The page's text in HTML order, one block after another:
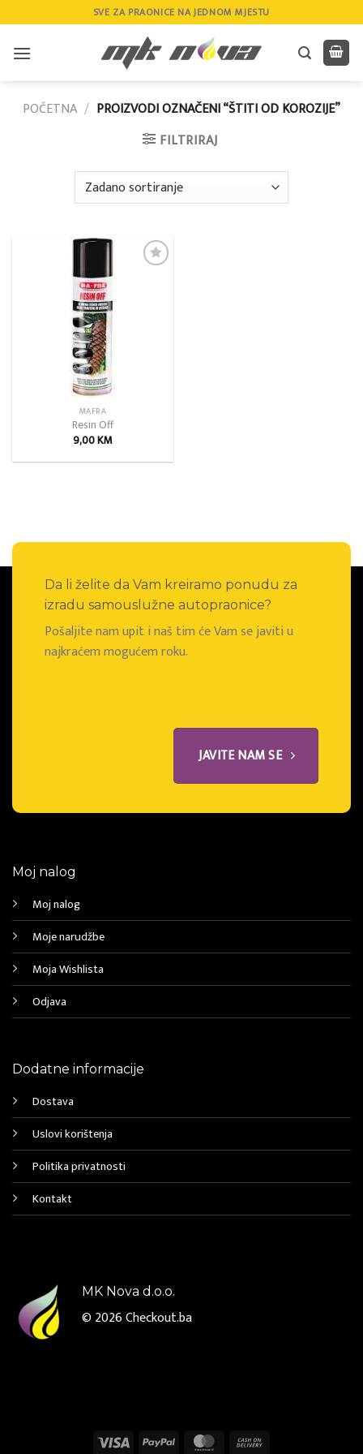
to
content
SVE ZA PRAONICE NA JEDNOM MJESTU
POČETNA / PROIZVODI OZNAČENI “ŠTITI OD KOROZIJE”
FILTRIRAJ
MAFRA
Resin Off
9,00KM
Da li želite da Vam kreiramo ponudu za
izradu samouslužne autopraonice?
Pošaljite nam upit i naš tim će Vam se javiti u
najkraćem mogućem roku.
JAVITE NAM SE
Moj nalog
Moj nalog
Moje narudžbe
Moja Wishlista
Odjava
Dodatne informacije
Dostava
Uslovi korištenja
Politika privatnosti
Kontakt
MK Nova d.o.o.
© 2026Checkout.ba